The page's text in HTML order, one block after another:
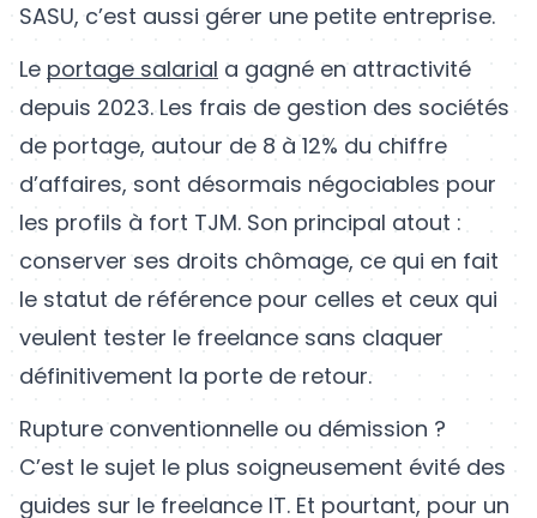
SASU, c’est aussi gérer une petite entreprise.
Le portage salarial a gagné en attractivité
depuis 2023. Les frais de gestion des sociétés
de portage, autour de 8 à 12% du chiffre
d’affaires, sont désormais négociables pour
les profils à fort TJM. Son principal atout :
conserver ses droits chômage, ce qui en fait
le statut de référence pour celles et ceux qui
veulent tester le freelance sans claquer
définitivement la porte de retour.
Rupture conventionnelle ou démission ?
C’est le sujet le plus soigneusement évité des
guides sur le freelance IT. Et pourtant, pour un